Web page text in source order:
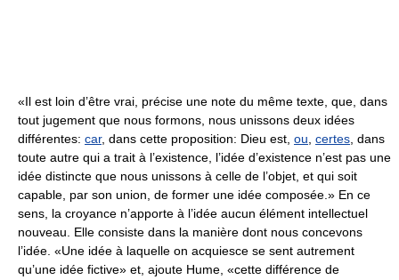
«Il est loin d’être vrai, précise une note du même texte, que, dans
tout jugement que nous formons, nous unissons deux idées
différentes: car, dans cette proposition: Dieu est, ou, certes, dans
toute autre qui a trait à l’existence, l’idée d’existence n’est pas une
idée distincte que nous unissons à celle de l’objet, et qui soit
capable, par son union, de former une idée composée.» En ce
sens, la croyance n’apporte à l’idée aucun élément intellectuel
nouveau. Elle consiste dans la manière dont nous concevons
l’idée. «Une idée à laquelle on acquiesce se sent autrement
qu’une idée fictive» et, ajoute Hume, «cette différence de